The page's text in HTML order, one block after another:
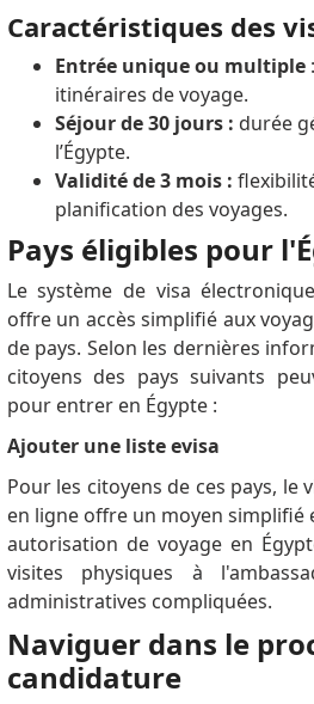
Caractéristiques des
Entrée unique ou multiple
itinéraires de voyage.
Séjour de 30 jours : durée
l’Égypte.
Validité de 3 mois :
planification des voyages.
Pays éligibles pour
Le système de visa
offre un accès simplifié aux
de pays. Selon les dernières
citoyens des pays suivants
pour entrer en Égypte :
Ajouter une liste evisa
Pour les citoyens de ces pays, le
en ligne offre un moyen simplifié
autorisation de voyage en
visites physiques à
administratives compliquées.
Naviguer dans le
candidature